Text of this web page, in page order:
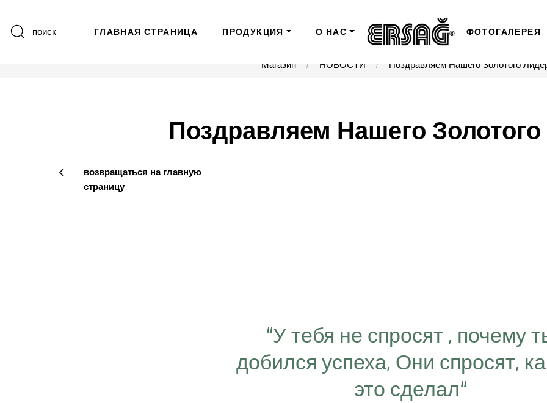
поиск ГЛАВНАЯ СТРАНИЦА ПРОДУКЦИЯ О НАС ФОТОГАЛЕРЕЯ
Магазин НОВОСТИ Поздравляем Нашего Золотого
Поздравляем Нашего Золотого
возвращаться на главную
страницу
“У тебя не спросят , почему
добился успеха, Они спросят,
это сделал“